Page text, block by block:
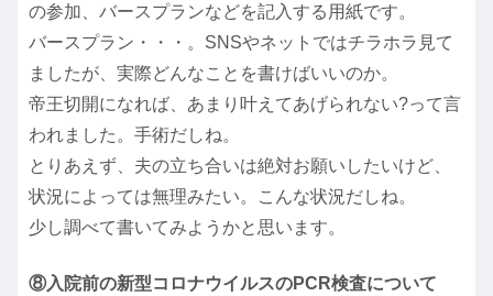
の参加、バースプランなどを記入する用紙です。
バースプラン・・・。SNSやネットではチラホラ見て
ましたが、実際どんなことを書けばいいのか。
帝王切開になれば、あまり叶えてあげられない?って言
われました。手術だしね。
とりあえず、夫の立ち合いは絶対お願いしたいけど、
状況によっては無理みたい。こんな状況だしね。
少し調べて書いてみようかと思います。
⑧入院前の新型コロナウイルスのPCR検査について